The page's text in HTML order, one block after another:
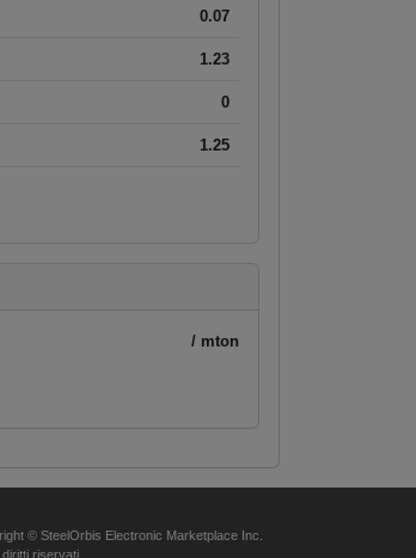
0.07
1.23
0
1.25
/ mton
© SteelOrbis Electronic Marketplace Inc.
diritti riservati